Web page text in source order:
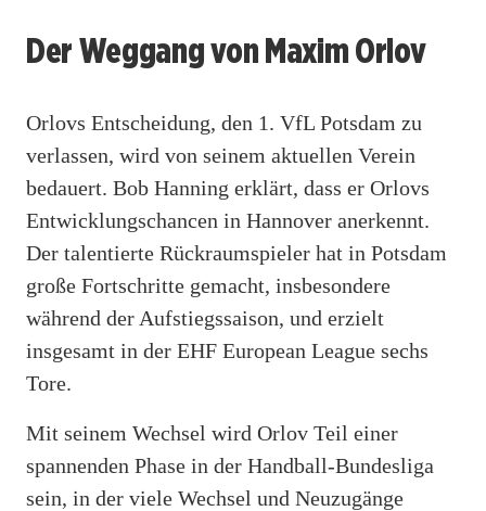
Der Weggang von Maxim Orlov
Orlovs Entscheidung, den 1. VfL Potsdam zu
verlassen, wird von seinem aktuellen Verein
bedauert. Bob Hanning erklärt, dass er Orlovs
Entwicklungschancen in Hannover anerkennt.
Der talentierte Rückraumspieler hat in Potsdam
große Fortschritte gemacht, insbesondere
während der Aufstiegssaison, und erzielt
insgesamt in der EHF European League sechs
Tore.
Mit seinem Wechsel wird Orlov Teil einer
spannenden Phase in der Handball-Bundesliga
sein, in der viele Wechsel und Neuzugänge